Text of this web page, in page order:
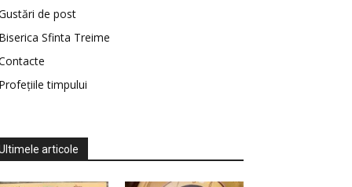
de post
Sfinta Treime
timpului
articole